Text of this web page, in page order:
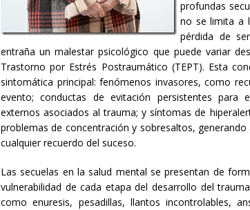
profundas
no se limita a
pérdida de
entraña un malestar psicológico que puede variar
Trastorno por Estrés Postraumático (TEPT). Esta
sintomática principal: fenómenos invasores, como
evento; conductas de evitación persistentes para
externos asociados al trauma; y síntomas de
problemas de concentración y sobresaltos,
cualquier recuerdo del suceso.
Las secuelas en la salud mental se presentan de
vulnerabilidad de cada etapa del desarrollo del
como enuresis, pesadillas, llantos incontrolables,